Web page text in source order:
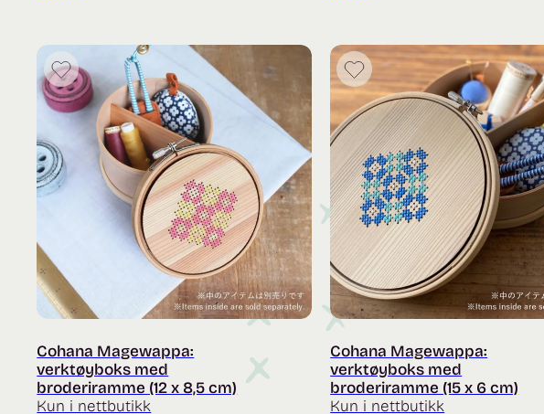
Cohana Magewappa:
verktøyboks med
broderiramme (12 x 8,5 cm)
Kun i nettbutikk
Cohana Magewappa:
verktøyboks med
broderiramme (15 x 6 cm)
Kun i nettbutikk